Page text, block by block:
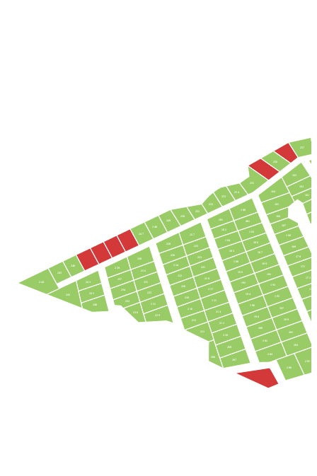
161
162
163
164
165
166
167
168
169
170
171
172
173
180
181
182 183
184
185
186
187
188
189
190
191
192
193
194
195
196
197
198
199
200
201
202
203
204
205
206
207
208
209
210
212
211
213
214
215
216
217
218
219
220
221
222
223
224
225
226
227
228
229
230
231
232
233
234
235
236
237
238
239
240
241
242
243
244
245
246
247
248
249
250
251
252
253
254
255
256
257
461